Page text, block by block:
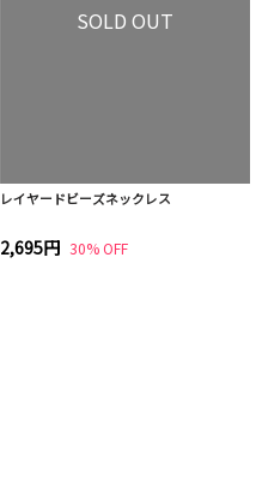
SOLD OUT
レイヤードビーズネックレス
2,695円 30% OFF